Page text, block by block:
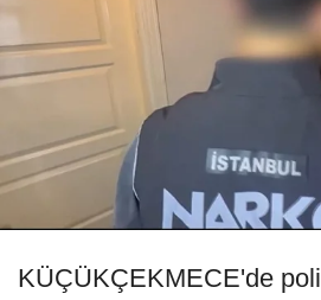
KÜÇÜKÇEKMECE'de